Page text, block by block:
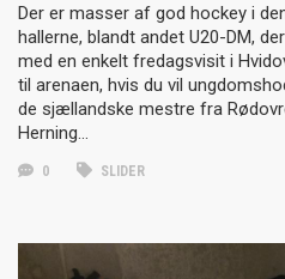
Der er masser af god hockey i
hallerne, blandt andet U20-DM,
med en enkelt fredagsvisit i
til arenaen, hvis du vil
de sjællandske mestre fra
Herning…
0 SLIDER